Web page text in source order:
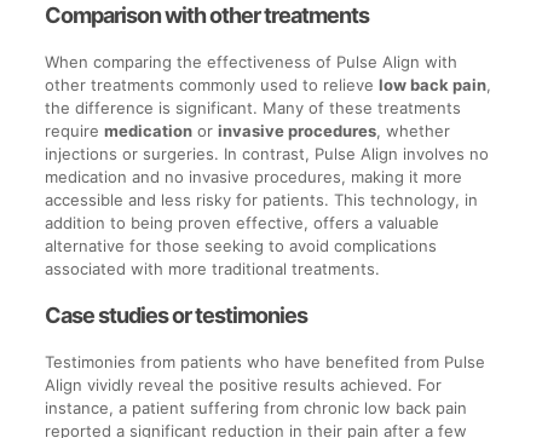
Comparison with other treatments
When comparing the effectiveness of Pulse Align with
other treatments commonly used to relieve low back pain,
the difference is significant. Many of these treatments
require medicationor invasive procedures, whether
injections or surgeries. In contrast, Pulse Align involves no
medication and no invasive procedures, making it more
accessible and less risky for patients. This technology, in
addition to being proven effective, offers a valuable
alternative for those seeking to avoid complications
associated with more traditional treatments.
Case studies or testimonies
Testimonies from patients who have benefited from Pulse
Align vividly reveal the positive results achieved. For
instance, a patient suffering from chronic low back pain
reported a significant reduction in their pain after a few